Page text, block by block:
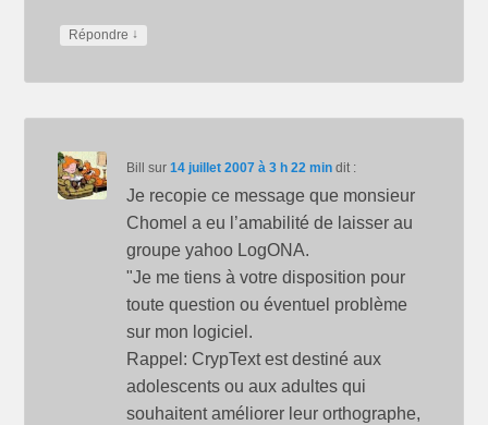
Répondre ↓
Bill sur14 juillet 2007 à 3 h 22 min dit :
Je recopie ce message que monsieur
Chomel a eu l’amabilité de laisser au
groupe yahoo LogONA.
"Je me tiens à votre disposition pour
toute question ou éventuel problème
sur mon logiciel.
Rappel: CrypText est destiné aux
adolescents ou aux adultes qui
souhaitent améliorer leur orthographe,